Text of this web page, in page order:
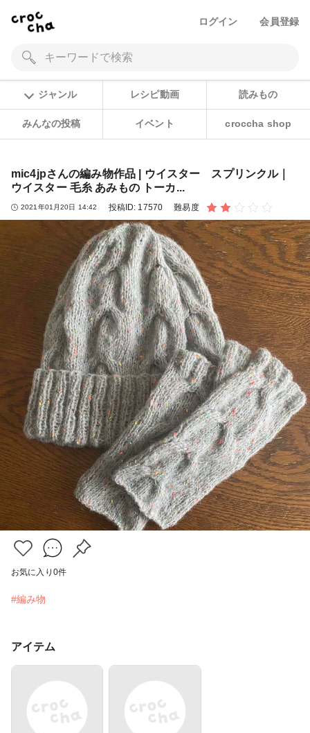
ログイン 会員登録
ジャンル レシピ動画 読みもの
みんなの投稿 イベント croccha shop
mic4jpさんの編み物作品 | ウイスター スプリンクル｜
ウイスター 毛糸 あみもの トーカ...
2021年01月20日 14:42 投稿ID: 17570 難易度
お気に入り 0件
#編み物
アイテム